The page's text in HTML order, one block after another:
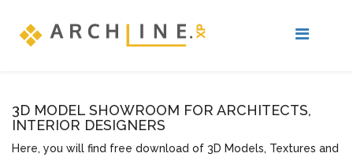
3D MODEL SHOWROOM FOR ARCHITECTS,
INTERIOR DESIGNERS
Here, you will find free download of 3D Models, Textures and